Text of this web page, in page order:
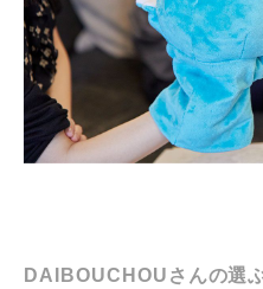
DAIBOUCHOUさんの選